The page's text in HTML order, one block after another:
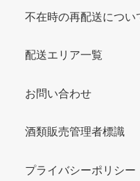
不在時の再配送につい
配送エリア一覧
お問い合わせ
酒類販売管理者標識
プライバシーポリシー